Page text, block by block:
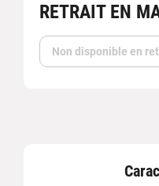
RETRAIT EN
Non disponible en